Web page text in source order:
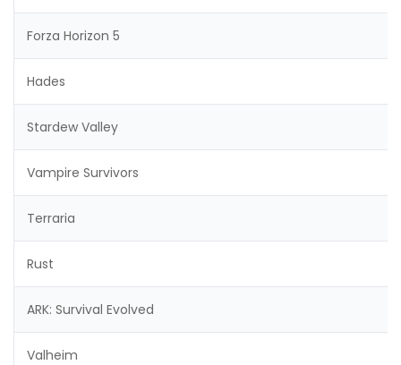
Forza Horizon 5
Hades
Stardew Valley
Vampire Survivors
Terraria
Rust
ARK: Survival Evolved
Valheim